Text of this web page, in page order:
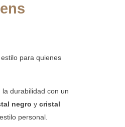
para quienes
la durabilidad con un
negro y cristal
personal.